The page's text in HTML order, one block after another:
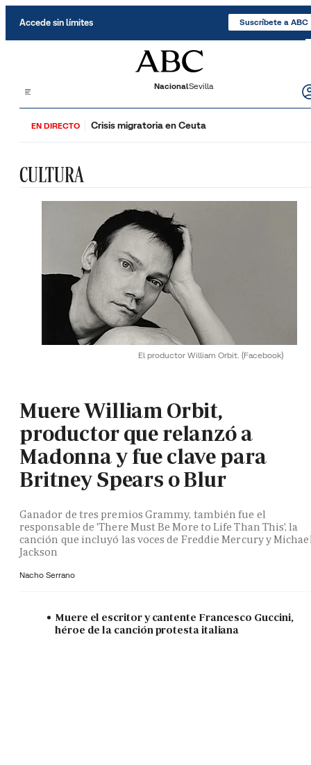
Accede sin límites Suscríbete a ABC
NacionalSevilla
EN DIRECTO Crisis migratoria en Ceuta
CULTURA
El productor William Orbit. (Facebook)
Muere William Orbit,
productor que relanzó a
Madonna y fue clave para
Britney Spears o Blur
Ganador de tres premios Grammy, también fue el
responsable de 'There Must Be More to Life Than This', la
canción que incluyó las voces de Freddie Mercury y
Jackson
Nacho Serrano
Muere el escritor y cantente Francesco Guccini,
héroe de la canción protesta italiana